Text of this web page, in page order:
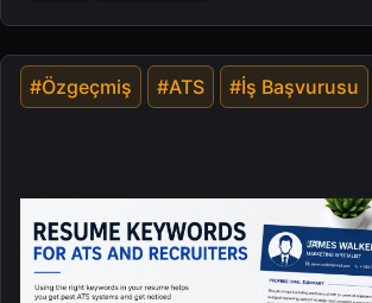
#Özgeçmiş #ATS #İş Başvurusu